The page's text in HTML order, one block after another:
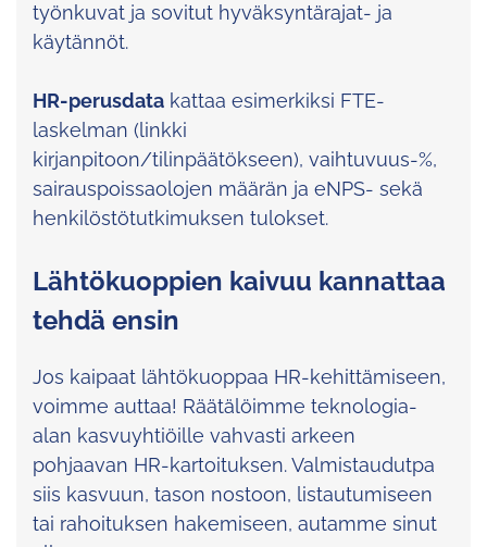
työnkuvat ja sovitut hyväksyntärajat- ja
käytännöt.
HR-perusdata kattaa esimerkiksi FTE-
laskelman (linkki
kirjanpitoon/tilinpäätökseen), vaihtuvuus-%,
sairauspoissaolojen määrän ja eNPS- sekä
henkilöstötutkimuksen tulokset.
Lähtökuoppien kaivuu kannattaa
tehdä ensin
Jos kaipaat lähtökuoppaa HR-kehittämiseen,
voimme auttaa! Räätälöimme teknologia-
alan kasvuyhtiöille vahvasti arkeen
pohjaavan HR-kartoituksen. Valmistaudutpa
siis kasvuun, tason nostoon, listautumiseen
tai rahoituksen hakemiseen, autamme sinut